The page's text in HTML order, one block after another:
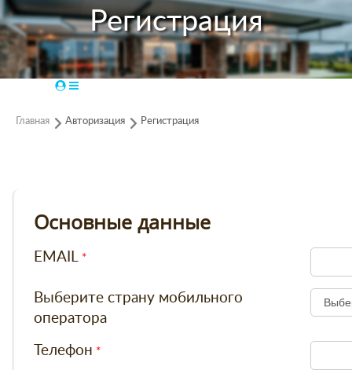
Регистрация
Главная Авторизация Регистрация
Основные данные
EMAIL
Выберите страну мобильного
оператора
Телефон